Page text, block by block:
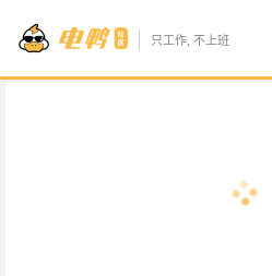
只工作, 不上班